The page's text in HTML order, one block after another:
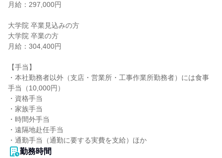
月給：297,000円
大学院 卒業見込みの方
大学院 卒業の方
月給：304,400円
【手当】
・本社勤務者以外（支店・営業所・工事作業所勤務者）には食事
手当（10,000円）
・資格手当
・家族手当
・時間外手当
・遠隔地赴任手当
・通勤手当（通勤に要する実費を支給）ほか
勤務時間